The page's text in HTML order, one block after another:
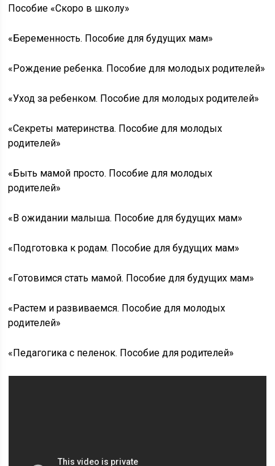
Пособие «Скоро в школу»
«Беременность. Пособие для будущих мам»
«Рождение ребенка. Пособие для молодых родителей»
«Уход за ребенком. Пособие для молодых родителей»
«Секреты материнства. Пособие для молодых
родителей»
«Быть мамой просто. Пособие для молодых
родителей»
«В ожидании малыша. Пособие для будущих мам»
«Подготовка к родам. Пособие для будущих мам»
«Готовимся стать мамой. Пособие для будущих мам»
«Растем и развиваемся. Пособие для молодых
родителей»
«Педагогика с пеленок. Пособие для родителей»